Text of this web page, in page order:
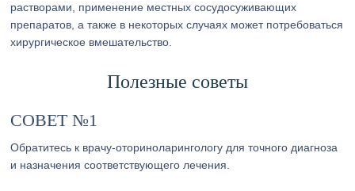
растворами, применение местных сосудосуживающих
препаратов, а также в некоторых случаях может потребоваться
хирургическое вмешательство.
Полезные советы
СОВЕТ №1
Обратитесь к врачу-оториноларингологу для точного диагноза
и назначения соответствующего лечения.